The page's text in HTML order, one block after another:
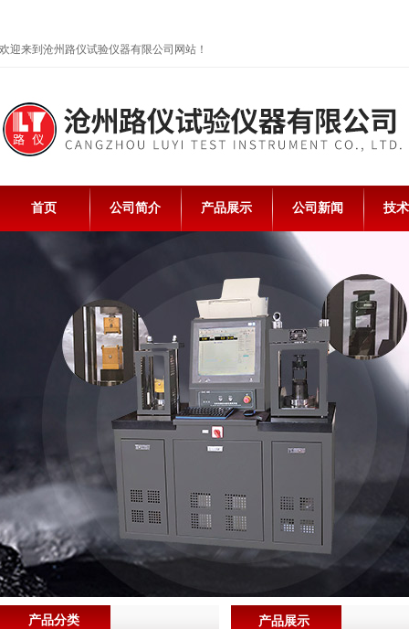
欢迎来到沧州路仪试验仪器有限公司网站！
首页 公司简介 产品展示 公司新闻 技
产品展示
产品分类